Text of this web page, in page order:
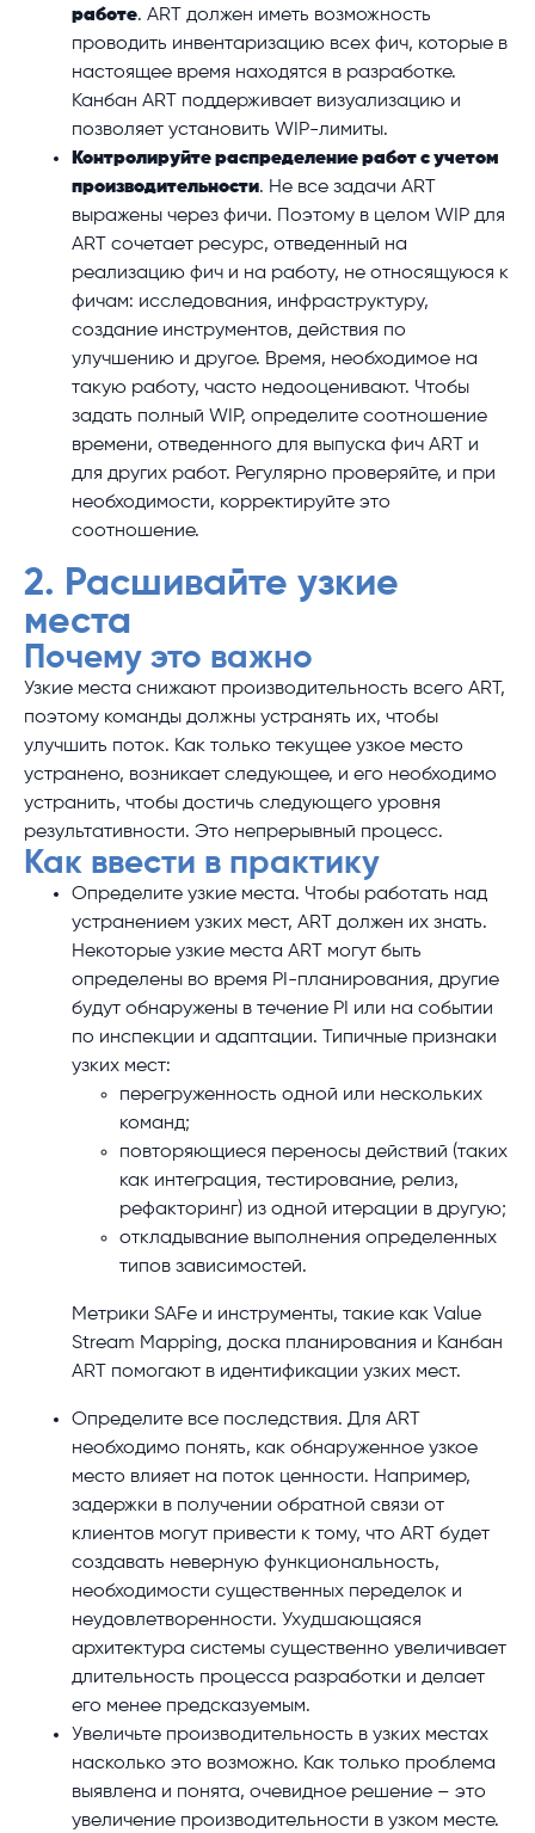
работе. ART должен иметь возможность
проводить инвентаризацию всех фич, которые в
настоящее время находятся в разработке.
Канбан ART поддерживает визуализацию и
позволяет установить WIP-лимиты.
Контролируйте распределение работ с учетом
производительности. Не все задачи ART
выражены через фичи. Поэтому в целом WIP для
ART сочетает ресурс, отведенный на
реализацию фич и на работу, не относящуюся к
фичам: исследования, инфраструктуру,
создание инструментов, действия по
улучшению и другое. Время, необходимое на
такую работу, часто недооценивают. Чтобы
задать полный WIP, определите соотношение
времени, отведенного для выпуска фич ART и
для других работ. Регулярно проверяйте, и при
необходимости, корректируйте это
соотношение.
2. Расшивайте узкие
места
Почему это важно
Узкие места снижают производительность всего ART,
поэтому команды должны устранять их, чтобы
улучшить поток. Как только текущее узкое место
устранено, возникает следующее, и его необходимо
устранить, чтобы достичь следующего уровня
результативности. Это непрерывный процесс.
Как ввести в практику
Определите узкие места. Чтобы работать над
устранением узких мест, ART должен их знать.
Некоторые узкие места ART могут быть
определены во время PI-планирования, другие
будут обнаружены в течение PI или на событии
по инспекции и адаптации. Типичные признаки
узких мест:
перегруженность одной или нескольких
команд;
повторяющиеся переносы действий (таких
как интеграция, тестирование, релиз,
рефакторинг) из одной итерации в другую;
откладывание выполнения определенных
типов зависимостей.
Метрики SAFe и инструменты, такие как Value
Stream Mapping, доска планирования и Канбан
ART помогают в идентификации узких мест.
Определите все последствия. Для ART
необходимо понять, как обнаруженное узкое
место влияет на поток ценности. Например,
задержки в получении обратной связи от
клиентов могут привести к тому, что ART будет
создавать неверную функциональность,
необходимости существенных переделок и
неудовлетворенности. Ухудшающаяся
архитектура системы существенно увеличивает
длительность процесса разработки и делает
его менее предсказуемым.
Увеличьте производительность в узких местах
насколько это возможно. Как только проблема
выявлена и понята, очевидное решение – это
увеличение производительности в узком месте.